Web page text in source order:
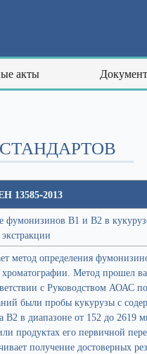
акты
13585-2013
фумонизинов В1 и В2 в
метод определения
Метод прошел
с Руководством АОАС
были пробы кукурузы с
в диапазоне от 152 до 2619
продуктах его первичной
получение достоверных